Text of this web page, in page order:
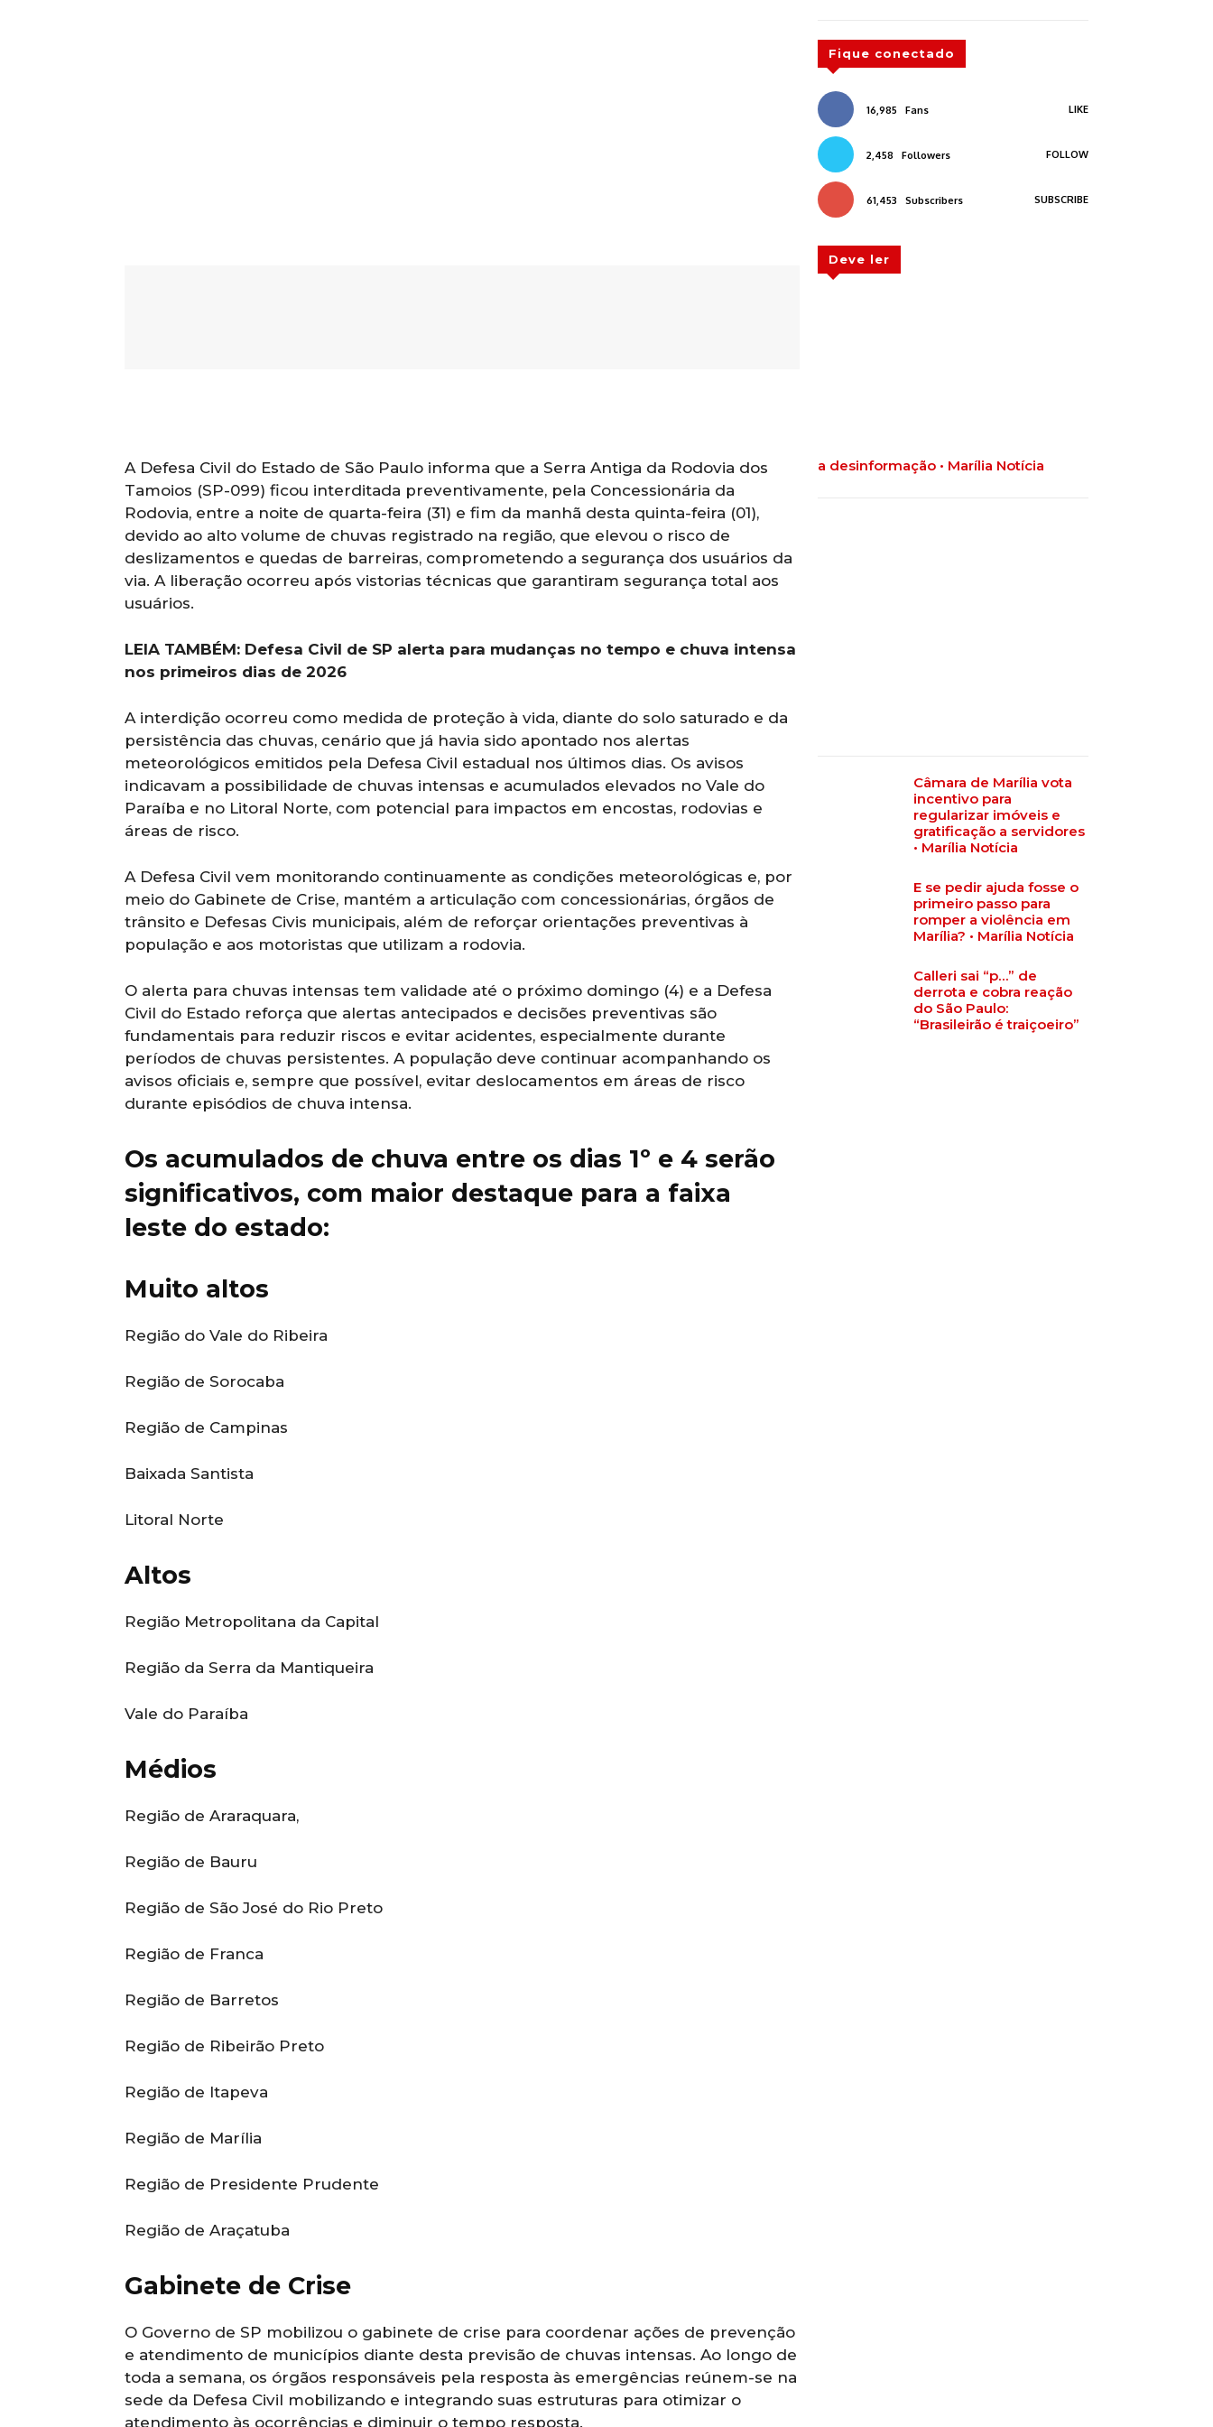
A Defesa Civil do Estado de São Paulo informa que a Serra Antiga da Rodovia dos
Tamoios (SP-099) ficou interditada preventivamente, pela Concessionária da
Rodovia, entre a noite de quarta-feira (31) e fim da manhã desta quinta-feira (01),
devido ao alto volume de chuvas registrado na região, que elevou o risco de
deslizamentos e quedas de barreiras, comprometendo a segurança dos usuários da
via. A liberação ocorreu após vistorias técnicas que garantiram segurança total aos
usuários.
LEIA TAMBÉM: Defesa Civil de SP alerta para mudanças no tempo e chuva intensa
nos primeiros dias de 2026
A interdição ocorreu como medida de proteção à vida, diante do solo saturado e da
persistência das chuvas, cenário que já havia sido apontado nos alertas
meteorológicos emitidos pela Defesa Civil estadual nos últimos dias. Os avisos
indicavam a possibilidade de chuvas intensas e acumulados elevados no Vale do
Paraíba e no Litoral Norte, com potencial para impactos em encostas, rodovias e
áreas de risco.
A Defesa Civil vem monitorando continuamente as condições meteorológicas e, por
meio do Gabinete de Crise, mantém a articulação com concessionárias, órgãos de
trânsito e Defesas Civis municipais, além de reforçar orientações preventivas à
população e aos motoristas que utilizam a rodovia.
O alerta para chuvas intensas tem validade até o próximo domingo (4) e a Defesa
Civil do Estado reforça que alertas antecipados e decisões preventivas são
fundamentais para reduzir riscos e evitar acidentes, especialmente durante
períodos de chuvas persistentes. A população deve continuar acompanhando os
avisos oficiais e, sempre que possível, evitar deslocamentos em áreas de risco
durante episódios de chuva intensa.
Os acumulados de chuva entre os dias 1º e 4 serão
significativos, com maior destaque para a faixa
leste do estado:
Muito altos
Região do Vale do Ribeira
Região de Sorocaba
Região de Campinas
Baixada Santista
Litoral Norte
Altos
Região Metropolitana da Capital
Região da Serra da Mantiqueira
Vale do Paraíba
Médios
Região de Araraquara,
Região de Bauru
Região de São José do Rio Preto
Região de Franca
Região de Barretos
Região de Ribeirão Preto
Região de Itapeva
Região de Marília
Região de Presidente Prudente
Região de Araçatuba
Gabinete de Crise
O Governo de SP mobilizou o gabinete de crise para coordenar ações de prevenção
e atendimento de municípios diante desta previsão de chuvas intensas. Ao longo de
toda a semana, os órgãos responsáveis pela resposta às emergências reúnem-se na
sede da Defesa Civil mobilizando e integrando suas estruturas para otimizar o
atendimento às ocorrências e diminuir o tempo resposta.
Fique conectado
16,985 Fans LIKE
2,458 Followers FOLLOW
61,453 Subscribers SUBSCRIBE
Deve ler
a desinformação • Marília Notícia
Câmara de Marília vota
incentivo para
regularizar imóveis e
gratificação a servidores
• Marília Notícia
E se pedir ajuda fosse o
primeiro passo para
romper a violência em
Marília? • Marília Notícia
Calleri sai “p…” de
derrota e cobra reação
do São Paulo:
“Brasileirão é traiçoeiro”